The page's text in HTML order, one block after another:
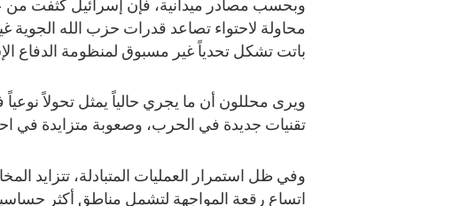
وبحسب مصادر ميدانية، فإن إسرائيل كثفت من
محاولة لاحتواء تصاعد قدرات حزب الله الجوية
باتت تشكل تحدياً غير مسبوق لمنظومة الدفاع
ويرى محللون أن ما يجري حالياً يمثل تحولاً
تقنيات جديدة في الحرب، وصعوبة متزايدة في
وفي ظل استمرار العمليات المتبادلة، تتزايد
اتساع رقعة المواجهة لتشمل مناطق أكثر